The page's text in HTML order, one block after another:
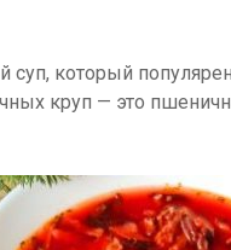
суп, который
круп — это